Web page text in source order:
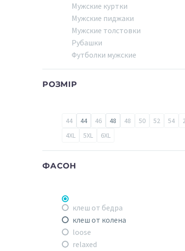
Мужские куртки
Мужские пиджаки
Мужские толстовки
Рубашки
Футболки мужские
РОЗМІР
44 44 46 48 48 50 52 54
4XL
5XL 6XL
ФАСОН
клеш от бедра
клеш от колена
loose
relaxed